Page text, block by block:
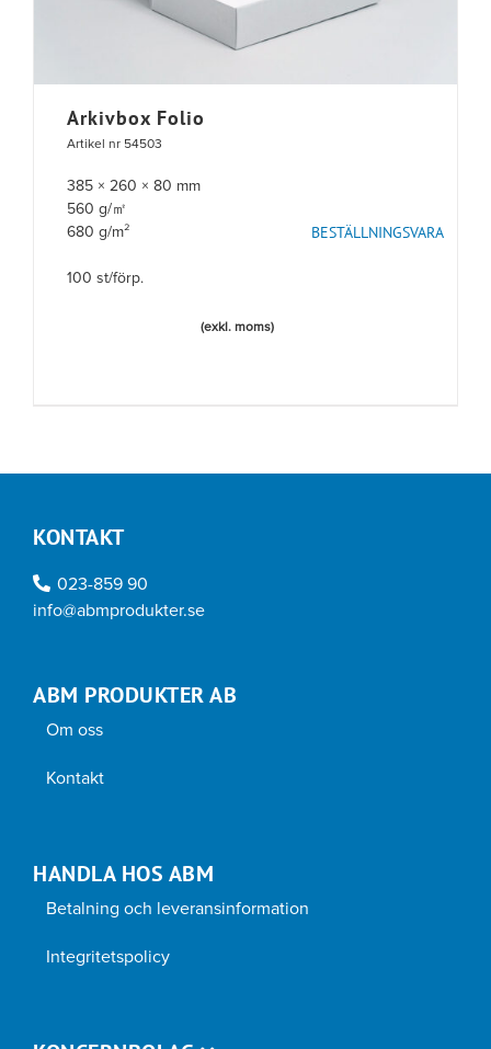
Arkivbox Folio
Artikel nr 54503
385 × 260 × 80 mm
560 g/㎡
680 g/m²
100 st/förp.
BESTÄLLNINGSVARA
(exkl. moms)
KONTAKT
023-859 90
info@abmprodukter.se
ABM PRODUKTER AB
Om oss
Kontakt
HANDLA HOS ABM
Betalning och leveransinformation
Integritetspolicy